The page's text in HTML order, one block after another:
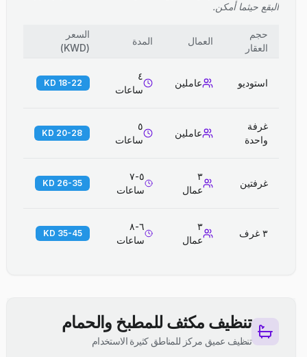
البقع حيثما أمكن.
حجم
العقار
العمال المدة
السعر
(
KWD
)
استوديو عاملين
٤
ساعات
18-22 KD
غرفة
واحدة
عاملين
٥
ساعات
20-28 KD
غرفتين
٣
عمال
٥-٧
ساعات
26-35 KD
٣ غرف
٣
عمال
٦-٨
ساعات
35-45 KD
تنظيف مكثف للمطبخ والحمام
تنظيف عميق مركز للمناطق كثيرة الاستخدام